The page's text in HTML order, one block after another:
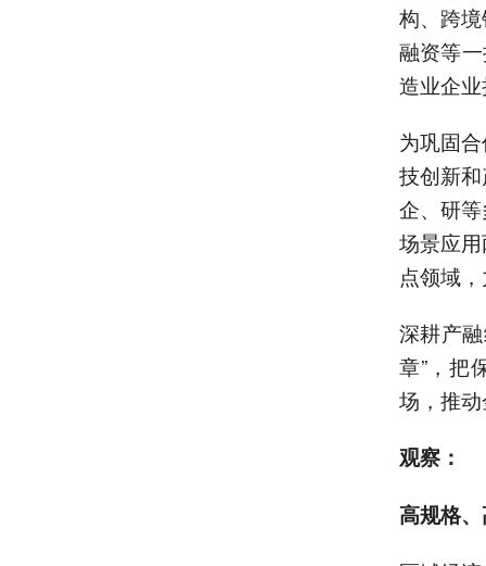
构、跨
融资等
造业企
为巩固
技创新
企、研
场景应
点领域
深耕产
章”，把
场，推
观察：
高规格